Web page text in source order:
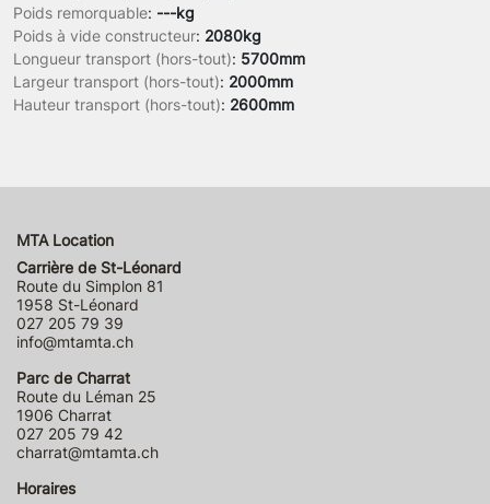
Poids remorquable: ---kg
Poids à vide constructeur: 2080kg
Longueur transport (hors-tout): 5700mm
Largeur transport (hors-tout): 2000mm
Hauteur transport (hors-tout): 2600mm
MTA Location
Carrière de St-Léonard
Route du Simplon 81
1958 St-Léonard
027 205 79 39
info@mtamta.ch
Parc de Charrat
Route du Léman 25
1906 Charrat
027 205 79 42
charrat@mtamta.ch
Horaires